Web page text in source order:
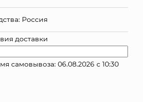
Россия
доставки
самовывоза: 06.08.2026 с 10:30